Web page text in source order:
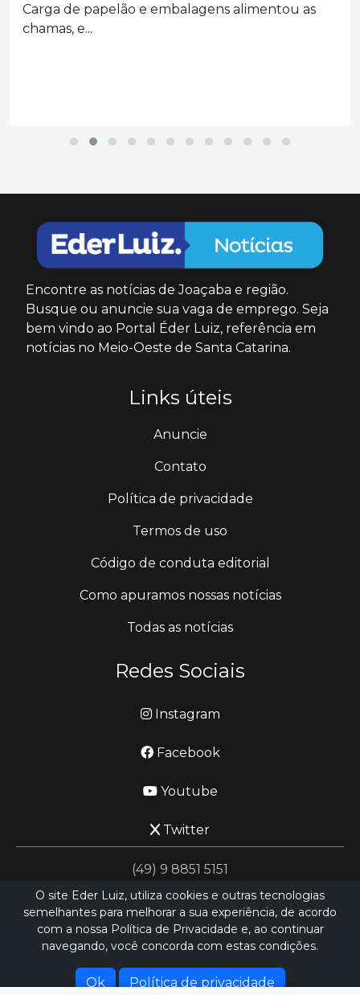
Carga de papelão e embalagens alimentou as
chamas, e...
Encontre as notícias de Joaçaba e região.
Busque ou anuncie sua vaga de emprego. Seja
bem vindo ao Portal Éder Luiz, referência em
notícias no Meio-Oeste de Santa Catarina.
Links úteis
Anuncie
Contato
Política de privacidade
Termos de uso
Código de conduta editorial
Como apuramos nossas notícias
Todas as notícias
Redes Sociais
Instagram
Facebook
Youtube
Twitter
(49) 9 8851 5151
jornalismo@ederluiz.com.vc
Hospedado porHEXIO CLOUD
O site Eder Luiz, utiliza cookies e outras tecnologias
semelhantes para melhorar a sua experiência, de acordo
com a nossa Política de Privacidade e, ao continuar
navegando, você concorda com estas condições.
Ok Política de privacidade